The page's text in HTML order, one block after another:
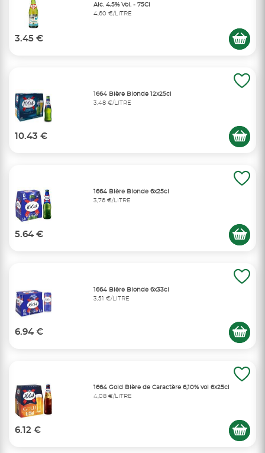
Alc. 4,5% Vol. - 75Cl
4,60 €/LITRE
3.45 €
1664 Bière Blonde 12x25cl
3,48 €/LITRE
10.43 €
1664 Bière Blonde 6x25cl
3,76 €/LITRE
5.64 €
1664 Bière Blonde 6x33cl
3,51 €/LITRE
6.94 €
1664 Gold Bière de Caractère 6,10% vol 6x25cl
4,08 €/LITRE
6.12 €